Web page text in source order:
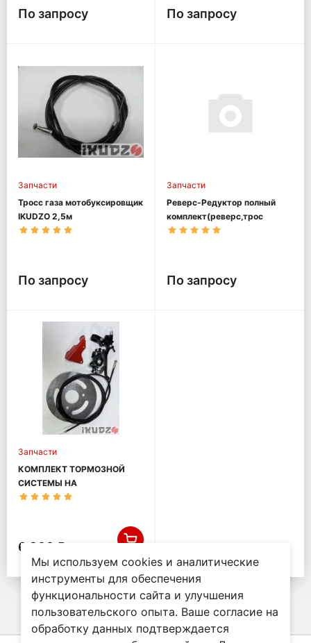
По запросу По запросу
Запчасти
Тросс газа мотобуксировщик
IKUDZO 2,5м
По запросу
Запчасти
Реверс-Редуктор полный
комплект(реверс,трос
ревер., ручка)
По запросу
Запчасти
КОМПЛЕКТ ТОРМОЗНОЙ
СИСТЕМЫ НА
МОТОБУКСИРОВЩИК
6 300 ₽
Мы используем cookies и аналитические
инструменты для обеспечения
функциональности сайта и улучшения
пользовательского опыта. Ваше согласие на
обработку данных подтверждается